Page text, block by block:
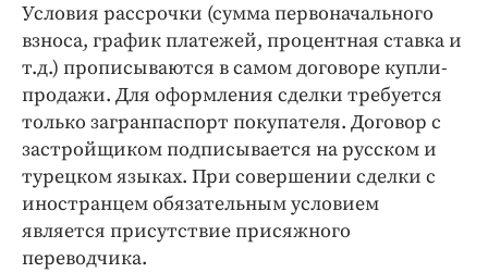
Условия рассрочки (сумма первоначального
взноса, график платежей, процентная ставка и
т.д.) прописываются в самом договоре купли-
продажи. Для оформления сделки требуется
только загранпаспорт покупателя. Договор с
застройщиком подписывается на русском и
турецком языках. При совершении сделки с
иностранцем обязательным условием
является присутствие присяжного
переводчика.